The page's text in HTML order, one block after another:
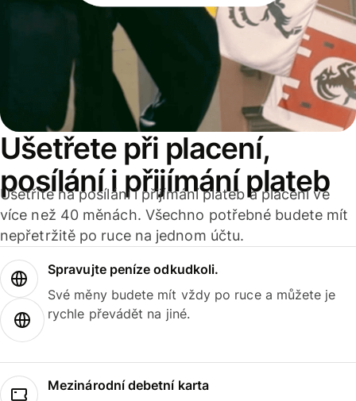
Ušetřete při placení,
posílání i přijímání plateb
Ušetříte na posílání i přijímání plateb a placení ve
více než 40 měnách. Všechno potřebné budete mít
nepřetržitě po ruce na jednom účtu.
Spravujte peníze odkudkoli.
Své měny budete mít vždy po ruce a můžete je
rychle převádět na jiné.
Mezinárodní debetní karta